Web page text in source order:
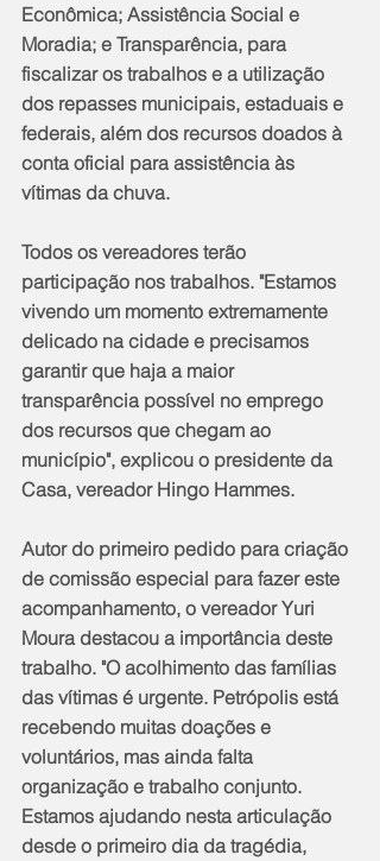
Econômica; Assistência Social e
Moradia; e Transparência, para
fiscalizar os trabalhos e a utilização
dos repasses municipais, estaduais e
federais, além dos recursos doados à
conta oficial para assistência às
vítimas da chuva.
Todos os vereadores terão
participação nos trabalhos. "Estamos
vivendo um momento extremamente
delicado na cidade e precisamos
garantir que haja a maior
transparência possível no emprego
dos recursos que chegam ao
município", explicou o presidente da
Casa, vereador Hingo Hammes.
Autor do primeiro pedido para criação
de comissão especial para fazer este
acompanhamento, o vereador Yuri
Moura destacou a importância deste
trabalho. "O acolhimento das famílias
das vítimas é urgente. Petrópolis está
recebendo muitas doações e
voluntários, mas ainda falta
organização e trabalho conjunto.
Estamos ajudando nesta articulação
desde o primeiro dia da tragédia,